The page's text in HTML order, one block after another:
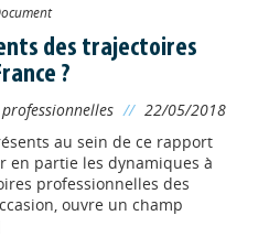
des trajectoires
?
// 22/05/2018
au sein de ce rapport
en partie les dynamiques à
professionnelles des
ouvre un champ